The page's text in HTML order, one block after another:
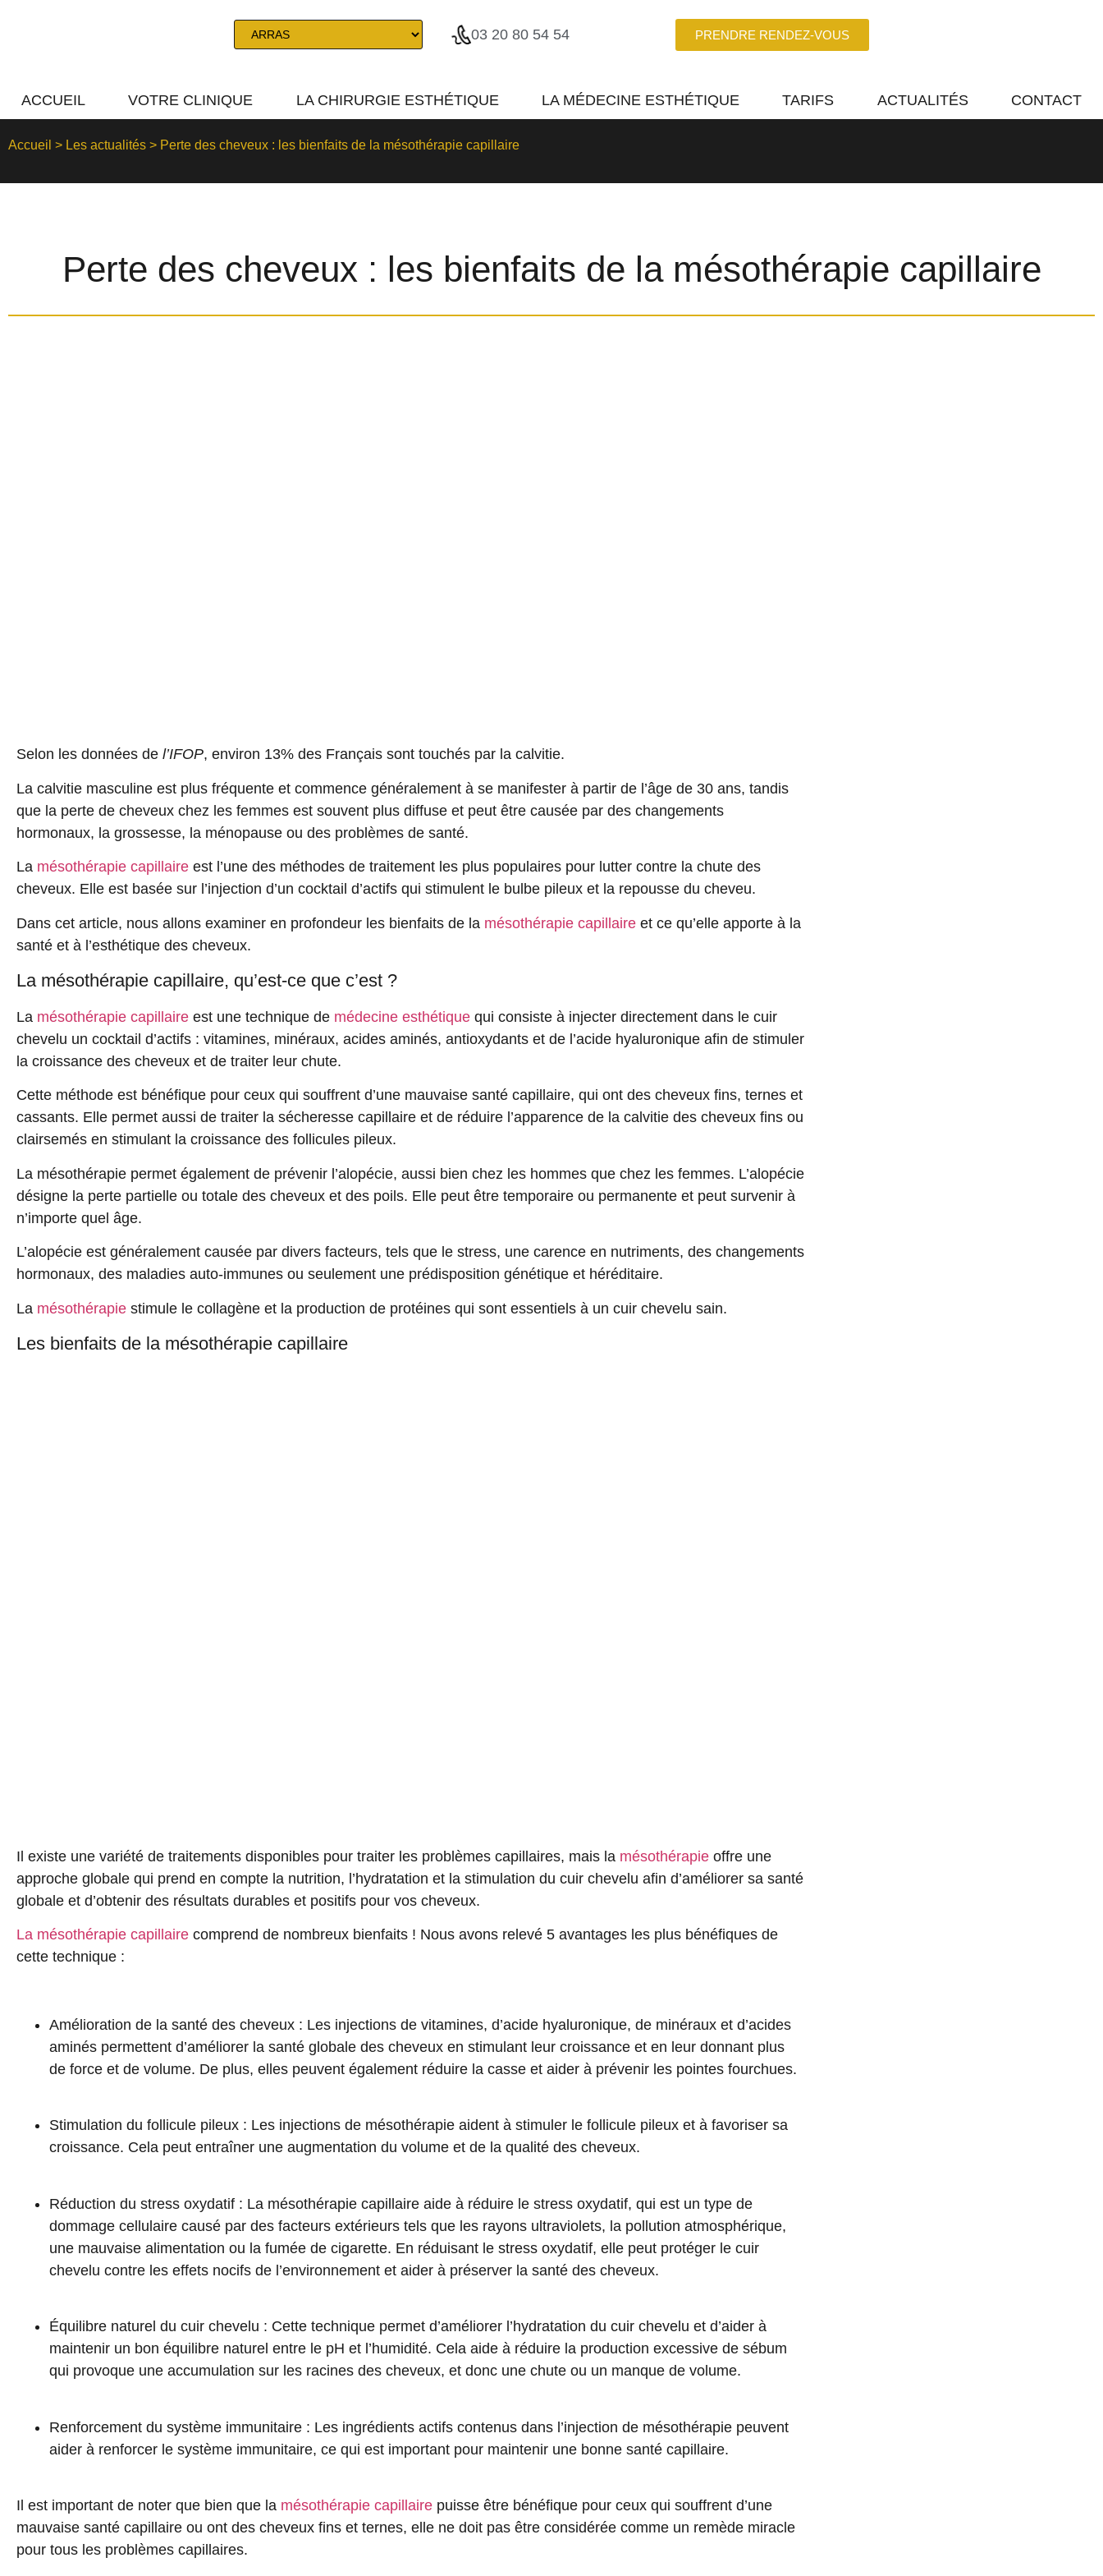
03 20 80 54 54 PRENDRE RENDEZ-VOUS
ACCUEIL VOTRE CLINIQUE LA CHIRURGIE ESTHÉTIQUE LA MÉDECINE ESTHÉTIQUE TARIFS ACTUALITÉS CONTACT
Accueil > Les actualités > Perte des cheveux : les bienfaits de la mésothérapie capillaire
Perte des cheveux : les bienfaits de la mésothérapie capillaire
Selon les données de l’IFOP, environ 13% des Français sont touchés par la calvitie.
La calvitie masculine est plus fréquente et commence généralement à se manifester à partir de l’âge de 30 ans, tandis
que la perte de cheveux chez les femmes est souvent plus diffuse et peut être causée par des changements
hormonaux, la grossesse, la ménopause ou des problèmes de santé.
La mésothérapie capillaire est l’une des méthodes de traitement les plus populaires pour lutter contre la chute des
cheveux. Elle est basée sur l’injection d’un cocktail d’actifs qui stimulent le bulbe pileux et la repousse du cheveu.
Dans cet article, nous allons examiner en profondeur les bienfaits de la mésothérapie capillaire et ce qu’elle apporte à la
santé et à l’esthétique des cheveux.
La mésothérapie capillaire, qu’est-ce que c’est ?
La mésothérapie capillaire est une technique de médecine esthétique qui consiste à injecter directement dans le cuir
chevelu un cocktail d’actifs : vitamines, minéraux, acides aminés, antioxydants et de l’acide hyaluronique afin de stimuler
la croissance des cheveux et de traiter leur chute.
Cette méthode est bénéfique pour ceux qui souffrent d’une mauvaise santé capillaire, qui ont des cheveux fins, ternes et
cassants. Elle permet aussi de traiter la sécheresse capillaire et de réduire l’apparence de la calvitie des cheveux fins ou
clairsemés en stimulant la croissance des follicules pileux.
La mésothérapie permet également de prévenir l’alopécie, aussi bien chez les hommes que chez les femmes. L’alopécie
désigne la perte partielle ou totale des cheveux et des poils. Elle peut être temporaire ou permanente et peut survenir à
n’importe quel âge.
L’alopécie est généralement causée par divers facteurs, tels que le stress, une carence en nutriments, des changements
hormonaux, des maladies auto-immunes ou seulement une prédisposition génétique et héréditaire.
La mésothérapie stimule le collagène et la production de protéines qui sont essentiels à un cuir chevelu sain.
Les bienfaits de la mésothérapie capillaire
Il existe une variété de traitements disponibles pour traiter les problèmes capillaires, mais la mésothérapie offre une
approche globale qui prend en compte la nutrition, l’hydratation et la stimulation du cuir chevelu afin d’améliorer sa santé
globale et d’obtenir des résultats durables et positifs pour vos cheveux.
La mésothérapie capillaire comprend de nombreux bienfaits ! Nous avons relevé 5 avantages les plus bénéfiques de
cette technique :
Amélioration de la santé des cheveux : Les injections de vitamines, d’acide hyaluronique, de minéraux et d’acides
aminés permettent d’améliorer la santé globale des cheveux en stimulant leur croissance et en leur donnant plus
de force et de volume. De plus, elles peuvent également réduire la casse et aider à prévenir les pointes fourchues.
Stimulation du follicule pileux : Les injections de mésothérapie aident à stimuler le follicule pileux et à favoriser sa
croissance. Cela peut entraîner une augmentation du volume et de la qualité des cheveux.
Réduction du stress oxydatif : La mésothérapie capillaire aide à réduire le stress oxydatif, qui est un type de
dommage cellulaire causé par des facteurs extérieurs tels que les rayons ultraviolets, la pollution atmosphérique,
une mauvaise alimentation ou la fumée de cigarette. En réduisant le stress oxydatif, elle peut protéger le cuir
chevelu contre les effets nocifs de l’environnement et aider à préserver la santé des cheveux.
Équilibre naturel du cuir chevelu : Cette technique permet d’améliorer l’hydratation du cuir chevelu et d’aider à
maintenir un bon équilibre naturel entre le pH et l’humidité. Cela aide à réduire la production excessive de sébum
qui provoque une accumulation sur les racines des cheveux, et donc une chute ou un manque de volume.
Renforcement du système immunitaire : Les ingrédients actifs contenus dans l’injection de mésothérapie peuvent
aider à renforcer le système immunitaire, ce qui est important pour maintenir une bonne santé capillaire.
Il est important de noter que bien que la mésothérapie capillaire puisse être bénéfique pour ceux qui souffrent d’une
mauvaise santé capillaire ou ont des cheveux fins et ternes, elle ne doit pas être considérée comme un remède miracle
pour tous les problèmes capillaires.